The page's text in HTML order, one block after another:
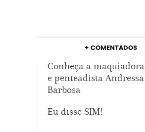
+ COMENTADOS
Conheça a maquiadora
e penteadista Andressa
Barbosa
Eu disse SIM!